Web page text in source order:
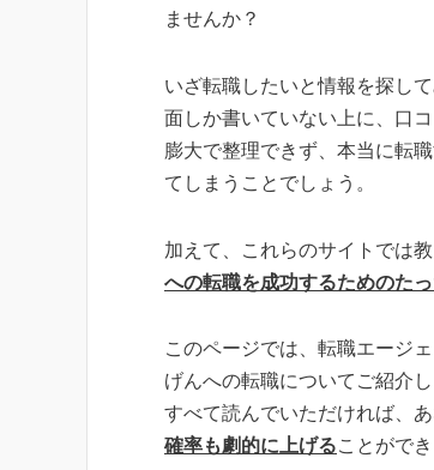
ませんか？
いざ転職したいと情報を探し
面しか書いていない上に、口
膨大で整理できず、本当に転
てしまうことでしょう。
加えて、これらのサイトでは
への転職を成功するためのた
このページでは、転職エージ
げんへの転職についてご紹介し
すべて読んでいただければ、
確率も劇的に上げることがで